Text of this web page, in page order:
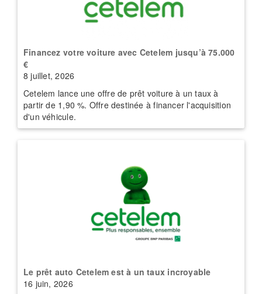
Financez votre voiture avec Cetelem jusqu’à 75.000
€
8 juillet, 2026
Cetelem lance une offre de prêt voiture à un taux à
partir de 1,90 %. Offre destinée à financer l'acquisition
d'un véhicule.
Le prêt auto Cetelem est à un taux incroyable
16 juin, 2026